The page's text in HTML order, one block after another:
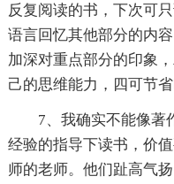
反复阅读的书，下次可
语言回忆其他部分的内
加深对重点部分的印象
己的思维能力，四可节
7、我确实不能像著
经验的指导下读书，价
师的老师。他们趾高气